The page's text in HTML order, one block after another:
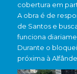
cobertura em
A obra é de
de Santos e
funciona
Durante o
próxima à